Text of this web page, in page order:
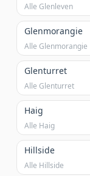
Alle Glenleven
Glenmorangie
Alle Glenmorangie
Glenturret
Alle Glenturret
Haig
Alle Haig
Hillside
Alle Hillside